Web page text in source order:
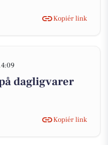
Kopiér link
dagligvarer
Kopiér link